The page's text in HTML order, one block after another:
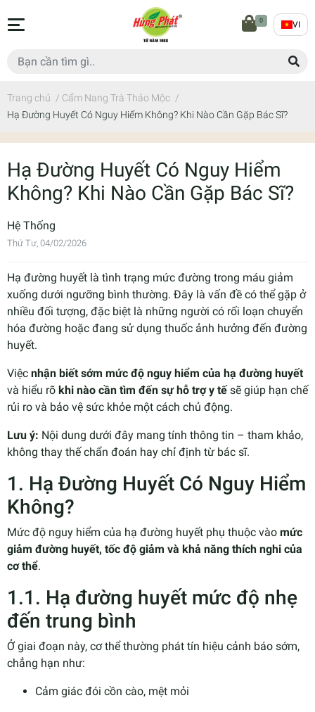
0 VI
Trang chủ / Cẩm Nang Trà Thảo Mộc /
Hạ Đường Huyết Có Nguy Hiểm Không? Khi Nào Cần Gặp Bác Sĩ?
Hạ Đường Huyết Có Nguy Hiểm
Không? Khi Nào Cần Gặp Bác Sĩ?
Hệ Thống
Thứ Tư, 04/02/2026
Hạ đường huyết là tình trạng mức đường trong máu giảm
xuống dưới ngưỡng bình thường. Đây là vấn đề có thể gặp ở
nhiều đối tượng, đặc biệt là những người có rối loạn chuyển
hóa đường hoặc đang sử dụng thuốc ảnh hưởng đến đường
huyết.
Việc nhận biết sớm mức độ nguy hiểm của hạ đường huyết
và hiểu rõ khi nào cần tìm đến sự hỗ trợ y tế sẽ giúp hạn chế
rủi ro và bảo vệ sức khỏe một cách chủ động.
Lưu ý: Nội dung dưới đây mang tính thông tin – tham khảo,
không thay thế chẩn đoán hay chỉ định từ bác sĩ.
1. Hạ Đường Huyết Có Nguy Hiểm
Không?
Mức độ nguy hiểm của hạ đường huyết phụ thuộc vào mức
giảm đường huyết, tốc độ giảm và khả năng thích nghi của
cơ thể.
1.1. Hạ đường huyết mức độ nhẹ
đến trung bình
Ở giai đoạn này, cơ thể thường phát tín hiệu cảnh báo sớm,
chẳng hạn như:
Cảm giác đói cồn cào, mệt mỏi